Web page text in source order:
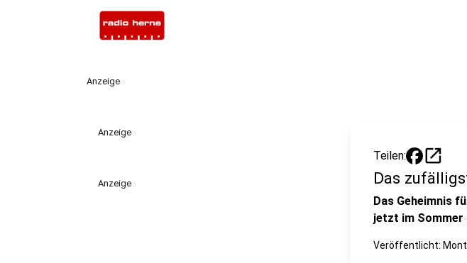
Anzeige
Anzeige
Anzeige
Teilen: open_in_new
Das
Das Geheimnis
jetzt im Sommer
Veröffentlicht: